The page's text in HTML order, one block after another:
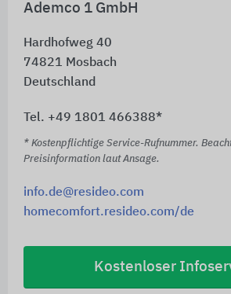
Ademco 1 GmbH
Hardhofweg 40
74821 Mosbach
Deutschland
Tel. +49 1801 466388*
* Kostenpflichtige Service-Rufnummer.
Preisinformation laut Ansage.
info.de@resideo.com
homecomfort.resideo.com/de
Kostenloser